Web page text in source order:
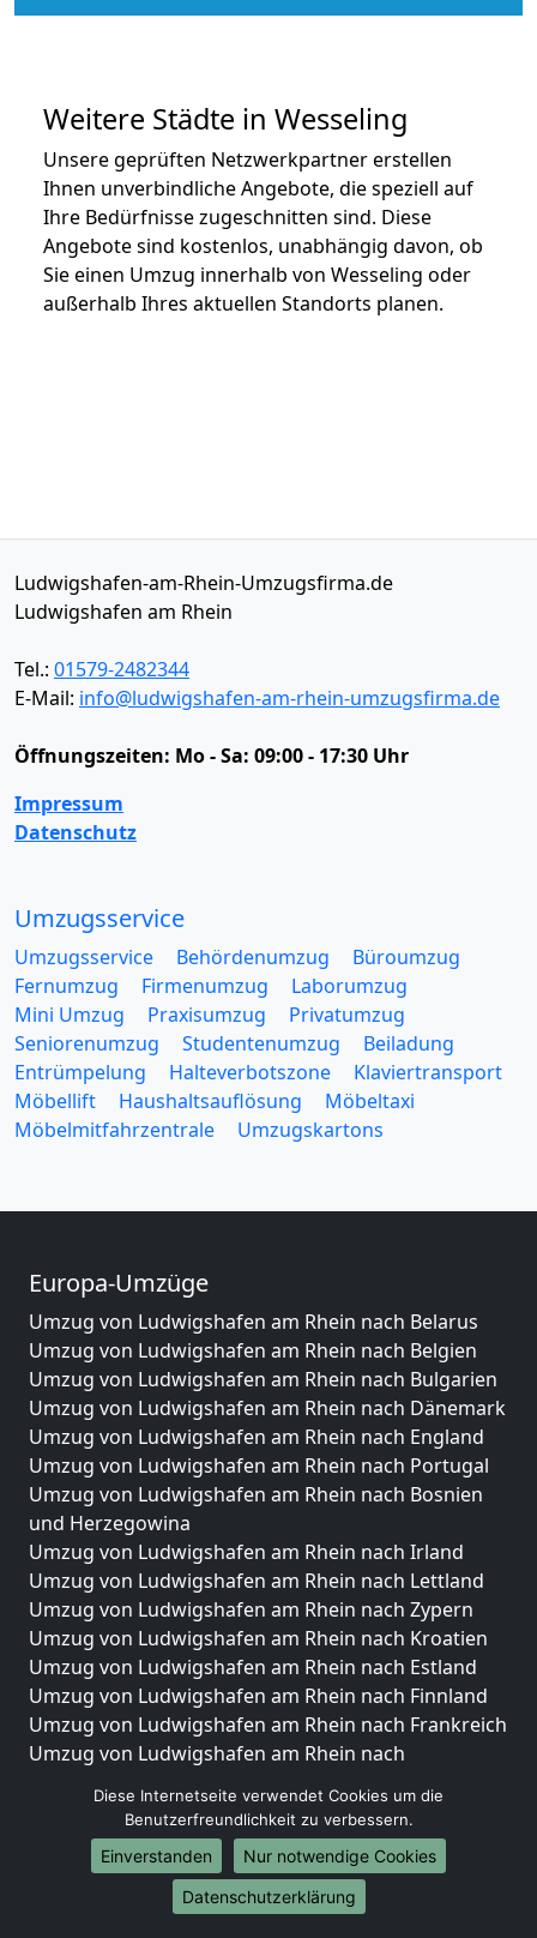
Weitere Städte in Wesseling
Unsere geprüften Netzwerkpartner erstellen
Ihnen unverbindliche Angebote, die speziell auf
Ihre Bedürfnisse zugeschnitten sind. Diese
Angebote sind kostenlos, unabhängig davon, ob
Sie einen Umzug innerhalb von Wesseling oder
außerhalb Ihres aktuellen Standorts planen.
Ludwigshafen-am-Rhein-Umzugsfirma.de
Ludwigshafen am Rhein
Tel.: 01579-2482344
E-Mail: info@ludwigshafen-am-rhein-umzugsfirma.de
Öffnungszeiten: Mo - Sa: 09:00 - 17:30 Uhr
Impressum
Datenschutz
Umzugsservice
Umzugsservice Behördenumzug
Büroumzug
Fernumzug
Firmenumzug
Laborumzug
Mini Umzug
Praxisumzug
Privatumzug
Seniorenumzug
Studentenumzug
Beiladung
Entrümpelung
Halteverbotszone
Klaviertransport
Möbellift
Haushaltsauflösung
Möbeltaxi
Möbelmitfahrzentrale
Umzugskartons
Europa-Umzüge
Umzug von Ludwigshafen am Rhein nach Belarus
Umzug von Ludwigshafen am Rhein nach Belgien
Umzug von Ludwigshafen am Rhein nach Bulgarien
Umzug von Ludwigshafen am Rhein nach Dänemark
Umzug von Ludwigshafen am Rhein nach England
Umzug von Ludwigshafen am Rhein nach Portugal
Umzug von Ludwigshafen am Rhein nach Bosnien
und Herzegowina
Umzug von Ludwigshafen am Rhein nach Irland
Umzug von Ludwigshafen am Rhein nach Lettland
Umzug von Ludwigshafen am Rhein nach Zypern
Umzug von Ludwigshafen am Rhein nach Kroatien
Umzug von Ludwigshafen am Rhein nach Estland
Umzug von Ludwigshafen am Rhein nach Finnland
Umzug von Ludwigshafen am Rhein nach Frankreich
Umzug von Ludwigshafen am Rhein nach
Umzug von Ludwigshafen am Rhein nach Italien
Umzug von Ludwigshafen am Rhein nach
Liechtenstein
Umzug von Ludwigshafen am Rhein nach
Diese Internetseite verwendet Cookies um die
Benutzerfreundlichkeit zu verbessern.
Einverstanden
Nur notwendige Cookies
Datenschutzerklärung